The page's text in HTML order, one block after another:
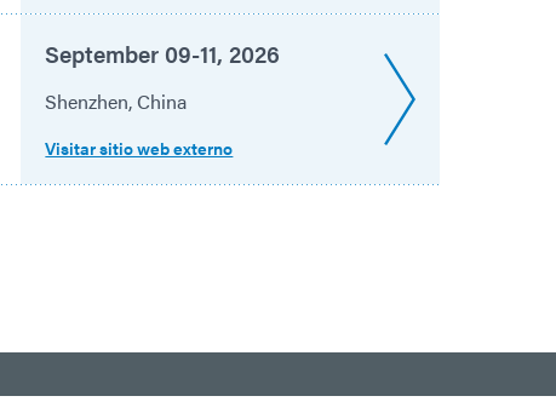
September 09-11, 2026
Shenzhen, China
Visitar sitio web externo